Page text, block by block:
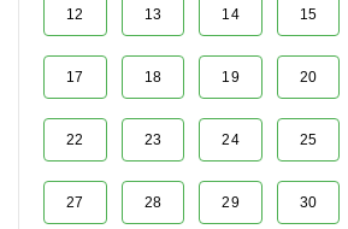
12 13 14 15
17 18 19 20
22 23 24 25
27 28 29 30